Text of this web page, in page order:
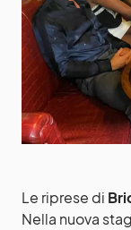
Le riprese di
Nella nuova